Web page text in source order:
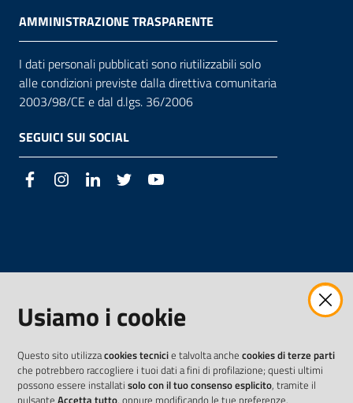
AMMINISTRAZIONE TRASPARENTE
I dati personali pubblicati sono riutilizzabili solo
alle condizioni previste dalla direttiva comunitaria
2003/98/CE e dal d.lgs. 36/2006
SEGUICI SUI SOCIAL
FacebookInstagramLinkedIn Twitter
Usiamo i cookie
Questo sito utilizzacookies tecnicie talvolta anche cookies di terze parti
che potrebbero raccogliere i tuoi dati a fini di profilazione; questi ultimi
possono essere installati solo con il tuo consenso esplicito, tramite il
pulsante Accetta tutto, oppure modificando le tue preferenze.